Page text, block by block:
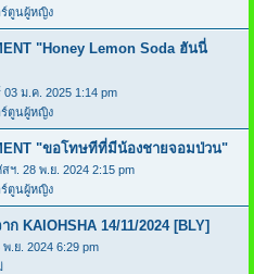
ร์ตูนผู้หญิง
"Honey Lemon Soda ฮันนี่
03 ม.ค. 2025 1:14 pm
ร์ตูนผู้หญิง
"ขอโทษทีที่มีน้องชายจอมป่วน"
ฯ. 28 พ.ย. 2024 2:15 pm
ร์ตูนผู้หญิง
KAIOHSHA 14/11/2024 [BLY]
.ย. 2024 6:29 pm